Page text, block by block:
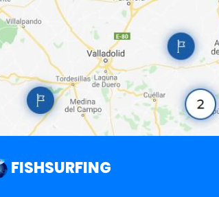
FISHSURFING